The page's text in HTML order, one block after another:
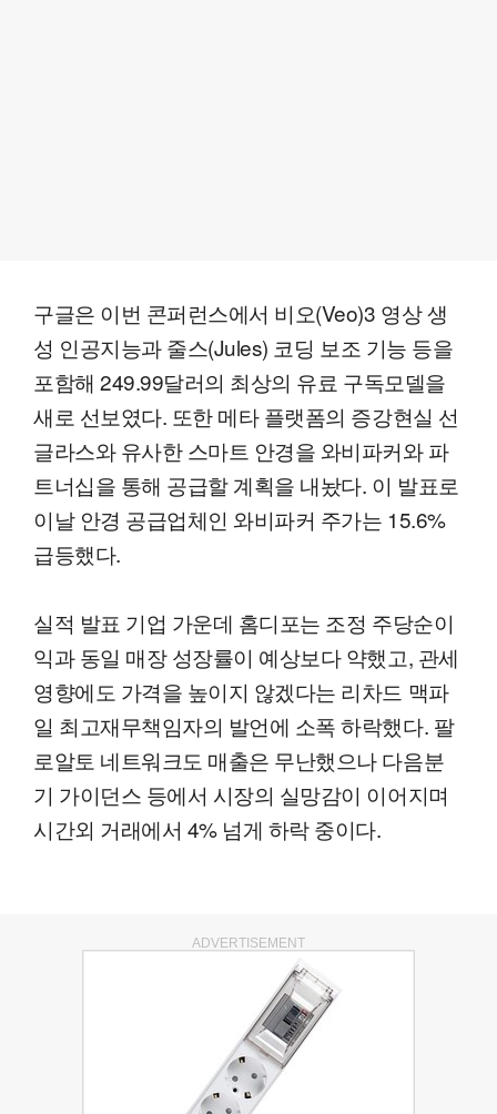
구글은 이번 콘퍼런스에서 비오(Veo)3 영상 생
성 인공지능과 줄스(Jules) 코딩 보조 기능 등을
포함해 249.99달러의 최상의 유료 구독모델을
새로 선보였다. 또한 메타 플랫폼의 증강현실 선
글라스와 유사한 스마트 안경을 와비파커와 파
트너십을 통해 공급할 계획을 내놨다. 이 발표로
이날 안경 공급업체인 와비파커 주가는 15.6%
급등했다.
실적 발표 기업 가운데 홈디포는 조정 주당순이
익과 동일 매장 성장률이 예상보다 약했고, 관세
영향에도 가격을 높이지 않겠다는 리차드 맥파
일 최고재무책임자의 발언에 소폭 하락했다. 팔
로알토 네트워크도 매출은 무난했으나 다음분
기 가이던스 등에서 시장의 실망감이 이어지며
시간외 거래에서 4% 넘게 하락 중이다.
ADVERTISEMENT